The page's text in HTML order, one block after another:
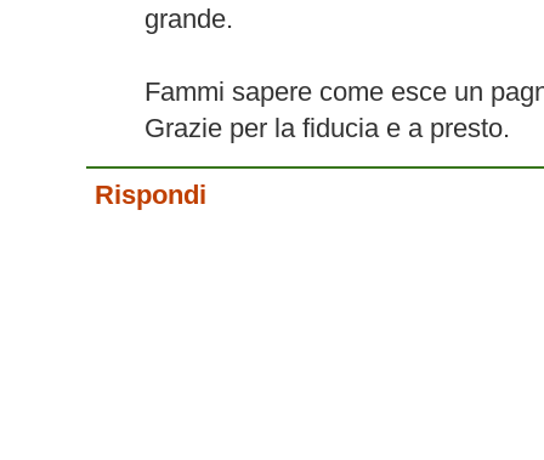
grande.
Fammi sapere come esce un
Grazie per la fiducia e a presto.
Rispondi